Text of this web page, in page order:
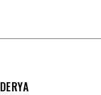
DERYA